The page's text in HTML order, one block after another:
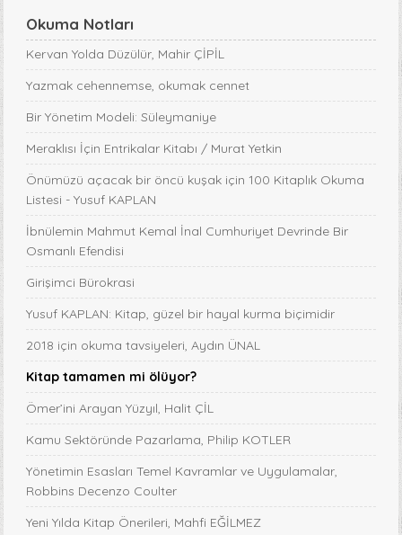
Okuma Notları
Kervan Yolda Düzülür, Mahir ÇİPİL
Yazmak cehennemse, okumak cennet
Bir Yönetim Modeli: Süleymaniye
Meraklısı İçin Entrikalar Kitabı / Murat Yetkin
Önümüzü açacak bir öncü kuşak için 100 Kitaplık Okuma
Listesi - Yusuf KAPLAN
İbnülemin Mahmut Kemal İnal Cumhuriyet Devrinde Bir
Osmanlı Efendisi
Girişimci Bürokrasi
Yusuf KAPLAN: Kitap, güzel bir hayal kurma biçimidir
2018 için okuma tavsiyeleri, Aydın ÜNAL
Kitap tamamen mi ölüyor?
Ömer’ini Arayan Yüzyıl, Halit ÇİL
Kamu Sektöründe Pazarlama, Philip KOTLER
Yönetimin Esasları Temel Kavramlar ve Uygulamalar,
Robbins Decenzo Coulter
Yeni Yılda Kitap Önerileri, Mahfi EĞİLMEZ